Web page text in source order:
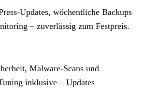
wöchentliche Backups
– zuverlässig zum Festpreis.
Malware‑Scans und
inklusive – Updates